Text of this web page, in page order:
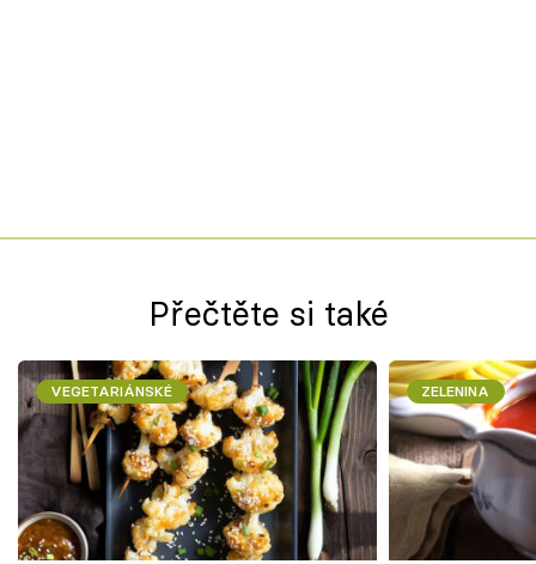
Přečtěte si také
VEGETARIÁNSKÉ ZELENINA